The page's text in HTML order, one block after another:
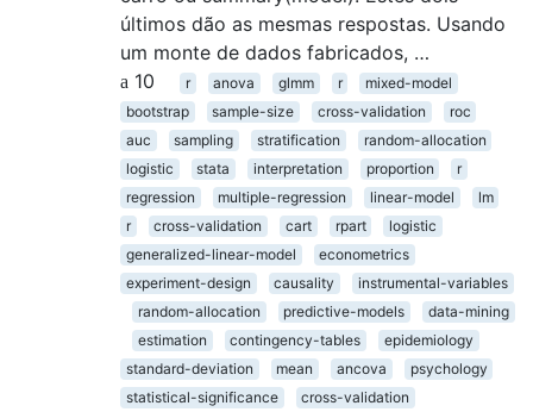
últimos dão as mesmas respostas. Usando
um monte de dados fabricados, …
10
r anova glmm r
mixed-model
bootstrap
sample-size cross-validation
roc
auc
sampling stratification
random-allocation
logistic
stata interpretation proportion
r
regression
multiple-regression linear-model
lm
r
cross-validation cart rpart
logistic
generalized-linear-model
econometrics
experiment-design
causality
instrumental-variables
random-allocation
predictive-models
data-mining
estimation
contingency-tables
epidemiology
standard-deviation
mean ancova
psychology
statistical-significance
cross-validation